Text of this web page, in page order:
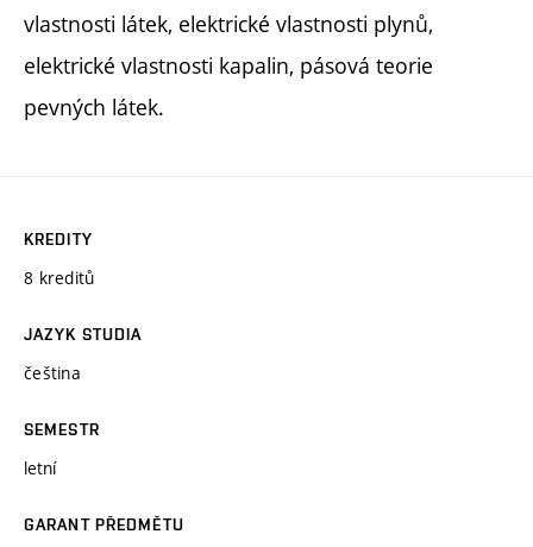
vlastnosti látek, elektrické vlastnosti plynů,
elektrické vlastnosti kapalin, pásová teorie
pevných látek.
KREDITY
8 kreditů
JAZYK STUDIA
čeština
SEMESTR
letní
GARANT PŘEDMĚTU